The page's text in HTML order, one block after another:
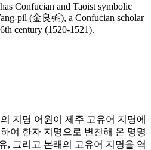
Confucian and Taoist symbolic
pil (金良弼), a Confucian scholar
century (1520-1521).
지명 어원이 제주 고유어 지명에
여 한자 지명으로 변천해 온 명명
, 그리고 본래의 고유어 지명을 역